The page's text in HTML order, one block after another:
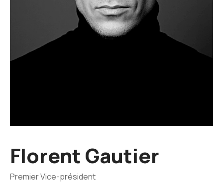
Florent Gautier
Premier Vice-président